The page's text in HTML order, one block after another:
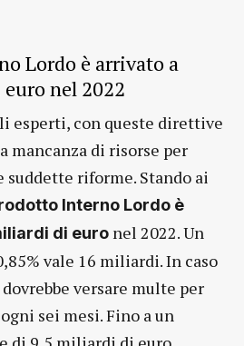
Lordo è arrivato a
nel 2022
esperti, con queste direttive
mancanza di risorse per
riforme. Stando ai
Interno Lordo è
di euro nel 2022. Un
vale 16 miliardi. In caso
versare multe per
sei mesi. Fino a un